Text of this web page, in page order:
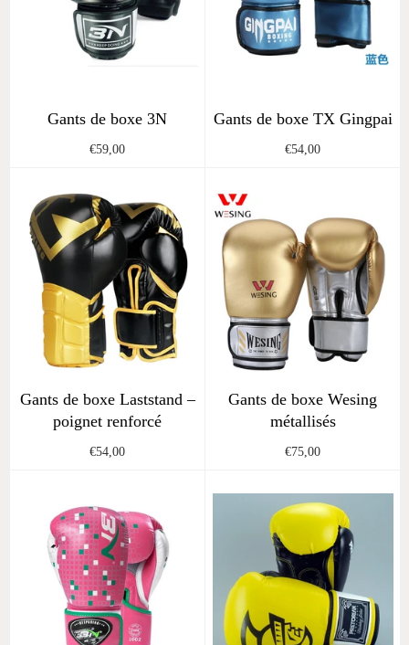
Gants de boxe 3N
Regular
€59,00
Gants de boxe TX Gingpai
Regular
€54,00
Gants de boxe Laststand –
poignet renforcé
Regular
€54,00
Gants de boxe Wesing
métallisés
Regular
€75,00